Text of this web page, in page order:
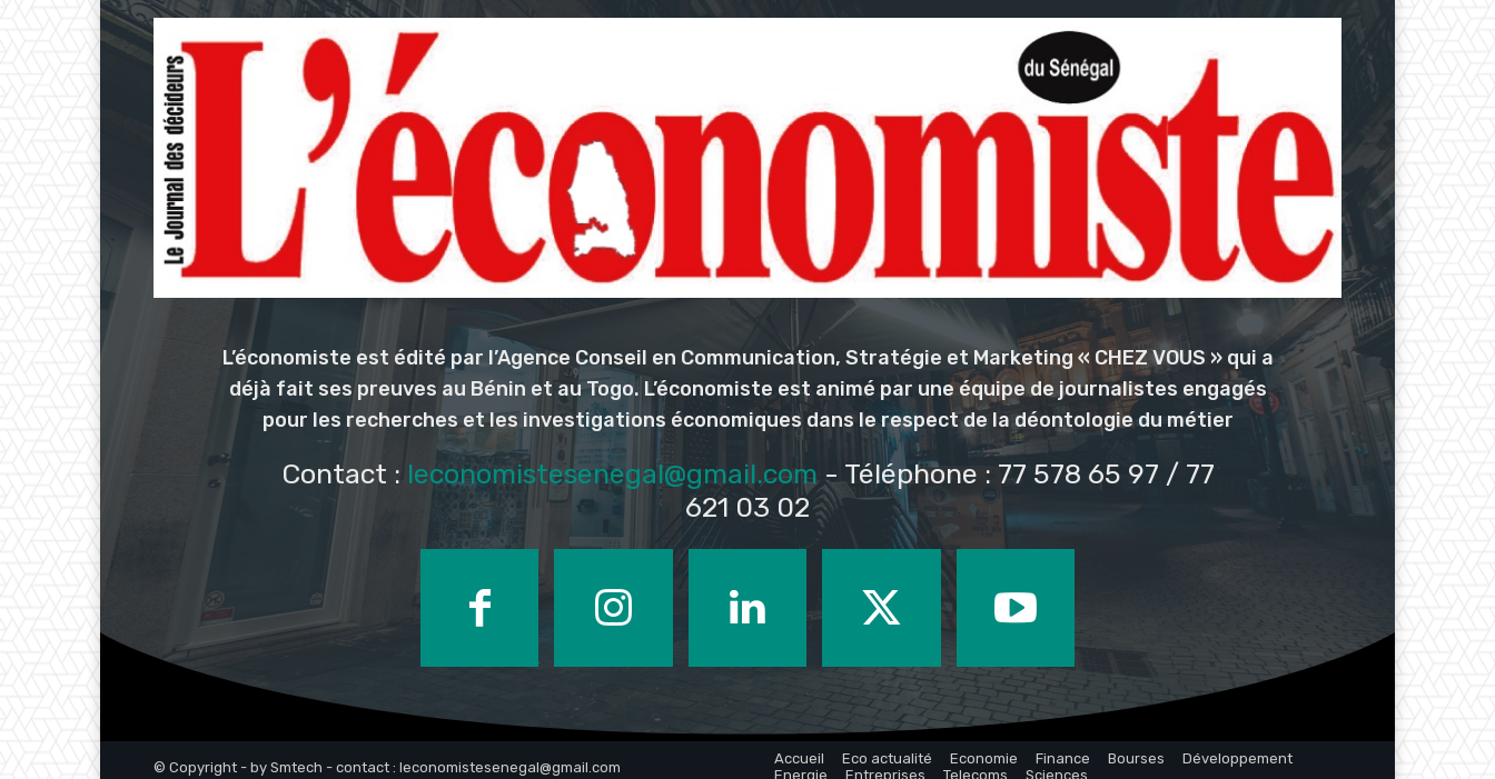
L’économiste est édité par l’Agence Conseil en Communication, Stratégie et Marketing « CHEZ VOUS » qui a
déjà fait ses preuves au Bénin et au Togo. L’économiste est animé par une équipe de journalistes engagés
pour les recherches et les investigations économiques dans le respect de la déontologie du métier
Contact : leconomistesenegal@gmail.com- Téléphone : 77 578 65 97 / 77
621 03 02
© Copyright - by Smtech - contact : leconomistesenegal@gmail.com Accueil Eco actualité Economie Finance Bourses
Développement
Energie
Entreprises Telecoms Sciences